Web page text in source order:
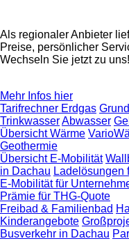
Als regionaler Anbieter
Preise, persönlicher
Wechseln Sie jetzt zu uns!
Mehr Infos hier
Tarifrechner Erdgas
TrinkwasserAbwasser
Übersicht Wärme
Geothermie
Übersicht E-Mobilität
in Dachau Ladelösungen
E-Mobilität für
Prämie für THG-Quote
Freibad & Familienbad
Kinderangebote
Busverkehr in Dachau